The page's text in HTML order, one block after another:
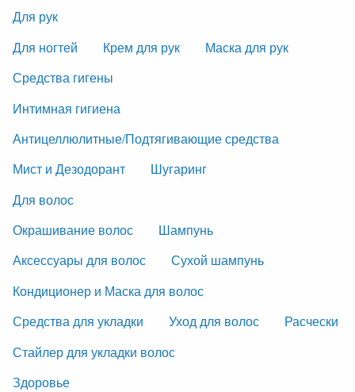
Для рук
Для ногтей
Крем для рук
Маска для рук
Средства гигены
Интимная гигиена
Антицеллюлитные/Подтягивающие средства
Мист и Дезодорант
Шугаринг
Для волос
Окрашивание волос
Шампунь
Аксессуары для волос
Сухой шампунь
Кондиционер и Маска для волос
Средства для укладки
Уход для волос
Расчески
Стайлер для укладки волос
Здоровье